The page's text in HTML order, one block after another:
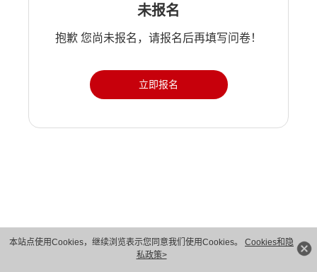
本站点使用Cookies，继续浏览表示您同意我们使用Cookies。 Cookies和隐
私政策>
未报名
抱歉 您尚未报名，请报名后再填写问卷！
立即报名
版权所有 © 华为技术有限公司 1998-2026。 保留一切权利。粤A2-20044005号
隐私保护
法律声明